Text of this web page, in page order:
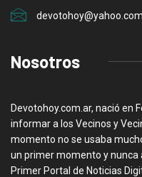
Nosotros
Devotohoy.com.ar, nació en
informar a los Vecinos y
momento no se usaba
un primer momento y nunca
Primer Portal de Noticias